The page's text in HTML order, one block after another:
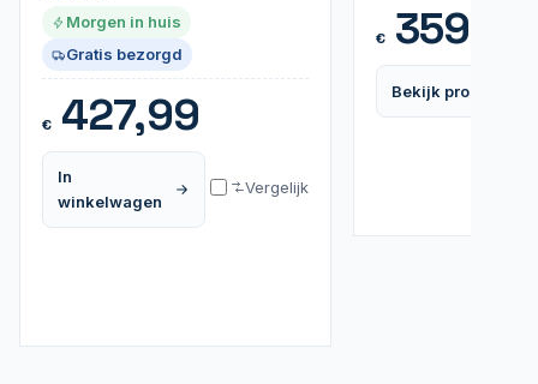
Morgen in huis
Gratis bezorgd
€427,99
In
winkelwagen
Vergelijk
€359,99
Bekijk product